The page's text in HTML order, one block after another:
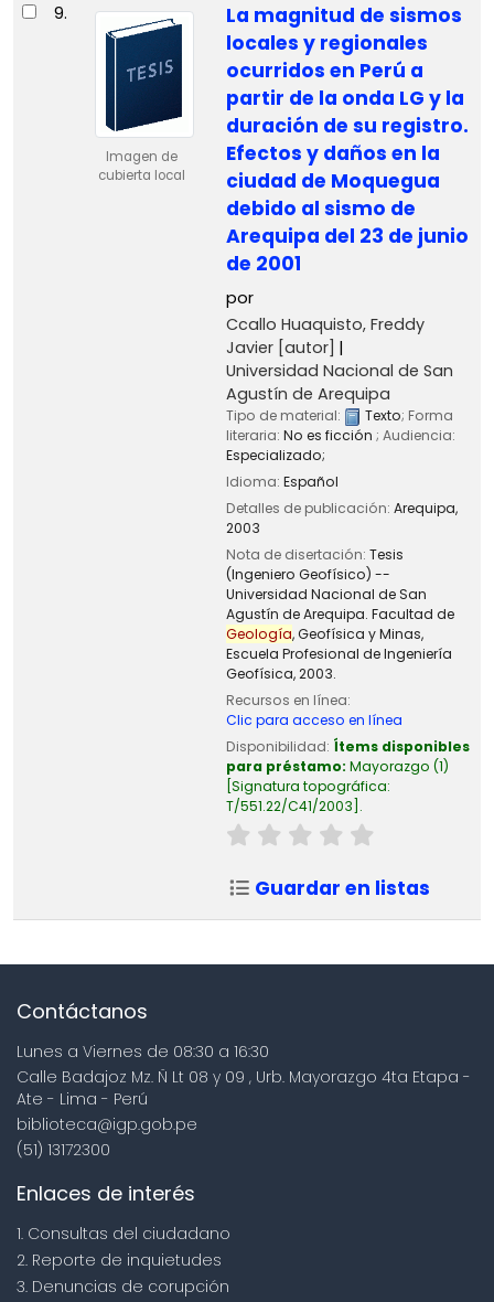
9.
Imagen de
cubierta local
La magnitud de sismos
locales y regionales
ocurridos en Perú a
partir de la onda LG y la
duración de su registro.
Efectos y daños en la
ciudad de Moquegua
debido al sismo de
Arequipa del 23 de junio
de 2001
por
Ccallo Huaquisto, Freddy
Javier[autor]
Universidad Nacional de San
Agustín de Arequipa
Tipo de material: Texto; Forma
literaria: No es ficción ; Audiencia:
Especializado;
Idioma: Español
Detalles de publicación: Arequipa,
2003
Nota de disertación: Tesis
(Ingeniero Geofísico) --
Universidad Nacional de San
Agustín de Arequipa. Facultad de
Geología, Geofísica y Minas,
Escuela Profesional de Ingeniería
Geofísica, 2003.
Recursos en línea:
Clic para acceso en línea
Disponibilidad: Ítems disponibles
para préstamo: Mayorazgo (1)
Signatura topográfica:
T/551.22/C41/2003 .
Guardar en listas
Contáctanos
Lunes a Viernes de 08:30 a 16:30
Calle Badajoz Mz. Ñ Lt 08 y 09 , Urb. Mayorazgo 4ta Etapa -
Ate - Lima - Perú
biblioteca@igp.gob.pe
(51) 13172300
Enlaces de interés
1. Consultas del ciudadano
2. Reporte de inquietudes
3. Denuncias de corupción